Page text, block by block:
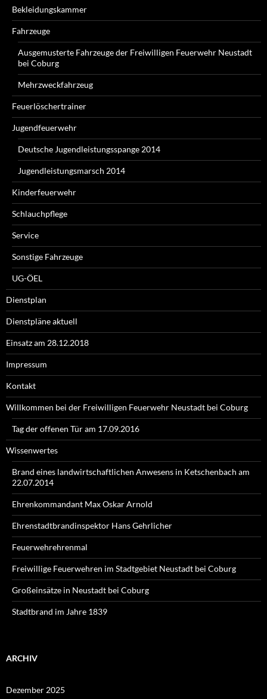
Bekleidungskammer
Fahrzeuge
Ausgemusterte Fahrzeuge der Freiwilligen Feuerwehr Neustadt
bei Coburg
Mehrzweckfahrzeug
Feuerlöschertrainer
Jugendfeuerwehr
Deutsche Jugendleistungsspange 2014
Jugendleistungsmarsch 2014
Kinderfeuerwehr
Schlauchpflege
Service
Sonstige Fahrzeuge
UG-ÖEL
Dienstplan
Dienstpläne aktuell
Einsatz am 28.12.2018
Impressum
Kontakt
Willkommen bei der Freiwilligen Feuerwehr Neustadt bei Coburg
Tag der offenen Tür am 17.09.2016
Wissenwertes
Brand eines landwirtschaftlichen Anwesens in Ketschenbach am
22.07.2014
Ehrenkommandant Max Oskar Arnold
Ehrenstadtbrandinspektor Hans Gehrlicher
Feuerwehrehrenmal
Freiwillige Feuerwehren im Stadtgebiet Neustadt bei Coburg
Großeinsätze in Neustadt bei Coburg
Stadtbrand im Jahre 1839
ARCHIV
Dezember 2025